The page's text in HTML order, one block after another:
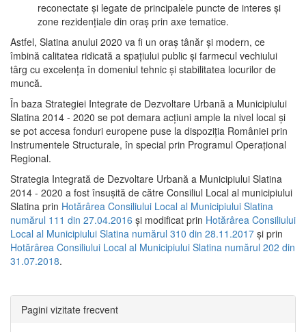
reconectate şi legate de principalele puncte de interes şi
zone rezidenţiale din oraş prin axe tematice.
Astfel, Slatina anului 2020 va fi un oraş tânăr şi modern, ce
îmbină calitatea ridicată a spaţiului public şi farmecul vechiului
târg cu excelenţa în domeniul tehnic şi stabilitatea locurilor de
muncă.
În baza Strategiei Integrate de Dezvoltare Urbană a Municipiului
Slatina 2014 - 2020 se pot demara acţiuni ample la nivel local şi
se pot accesa fonduri europene puse la dispoziţia României prin
Instrumentele Structurale, în special prin Programul Operațional
Regional.
Strategia Integrată de Dezvoltare Urbană a Municipiului Slatina
2014 - 2020 a fost însuşită de către Consiliul Local al municipiului
Slatina prin Hotărârea Consiliului Local al Municipiului Slatina
numărul 111 din 27.04.2016 și modificat prin Hotărârea Consiliului
Local al Municipiului Slatina numărul 310 din 28.11.2017 și prin
Hotărârea Consiliului Local al Municipiului Slatina numărul 202 din
31.07.2018.
Pagini vizitate frecvent